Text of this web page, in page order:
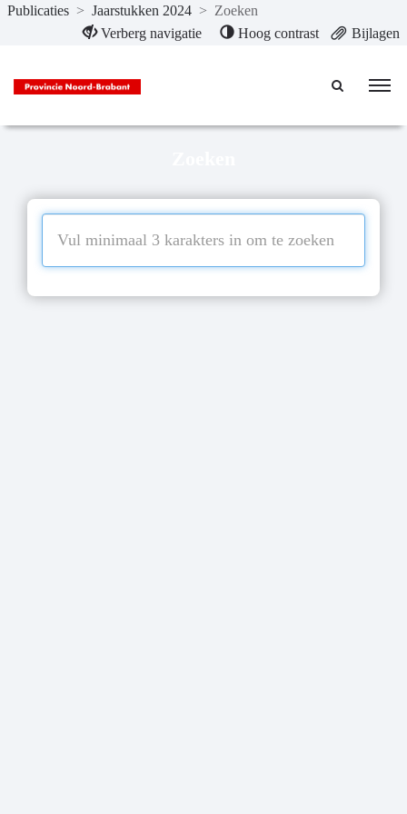
Naar hoofdinhoud
Publicaties > Jaarstukken 2024 > Zoeken
Verberg navigatie
Hoog contrast Bijlagen